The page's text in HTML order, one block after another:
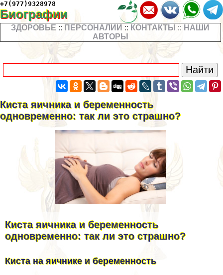
+7(977)9328978
Биографии
ЗДОРОВЬЕ :: ПЕРСОНАЛИИ :: КОНТАКТЫ :: НАШИ
АВТОРЫ
Киста яичника и беременность
одновременно: так ли это страшно?
Киста яичника и беременность
одновременно: так ли это страшно?
Киста на яичнике и беременность